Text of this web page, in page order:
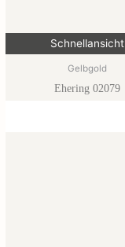
Schnellansicht
Gelbgold
Ehering 02079